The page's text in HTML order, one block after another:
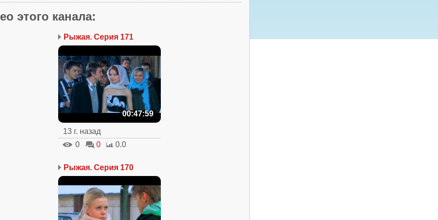
этого канала:
Рыжая. Серия 171
00:47:59
13 г. назад
0
0 0.0
Рыжая. Серия 170